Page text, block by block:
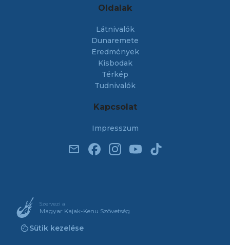
Oldalak
Látnivalók
Dunaremete
Eredmények
Kisbodak
Térkép
Tudnivalók
Kapcsolat
Impresszum
email
Szervezi a
Magyar Kajak-Kenu Szövetség
cookieSütik kezelése